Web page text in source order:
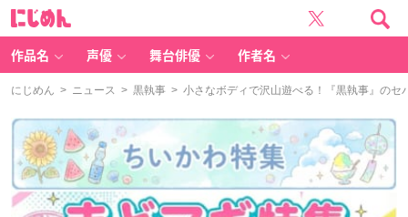
作品名 声優 舞台俳優 作者名
にじめん > ニュース > 黒執事 > 小さなボディで沢山遊べる！『黒執事』のセ